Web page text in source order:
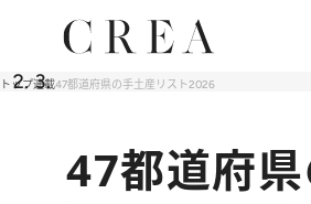
トップ連載47都道府県の手土産リスト2026
47都道府